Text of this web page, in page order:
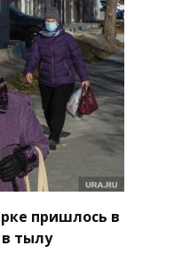
пришлось в
тылу